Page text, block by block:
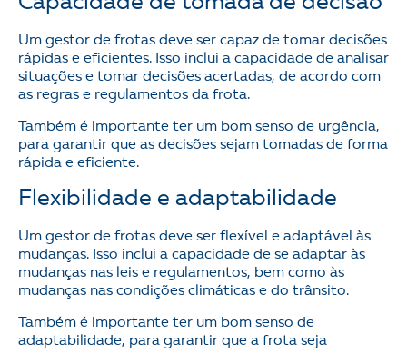
Um gestor de frotas deve ser capaz de tomar decisões
rápidas e eficientes. Isso inclui a capacidade de analisar
situações e tomar decisões acertadas, de acordo com
as regras e regulamentos da frota.
Também é importante ter um bom senso de urgência,
para garantir que as decisões sejam tomadas de forma
rápida e eficiente.
Flexibilidade e adaptabilidade
Um gestor de frotas deve ser flexível e adaptável às
mudanças. Isso inclui a capacidade de se adaptar às
mudanças nas leis e regulamentos, bem como às
mudanças nas condições climáticas e do trânsito.
Também é importante ter um bom senso de
adaptabilidade, para garantir que a frota seja